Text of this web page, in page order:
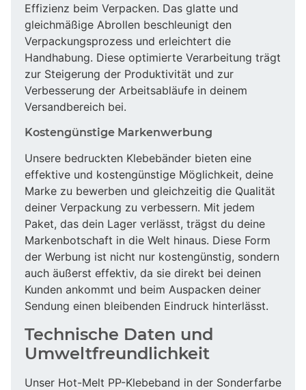
Effizienz beim Verpacken. Das glatte und
gleichmäßige Abrollen beschleunigt den
Verpackungsprozess und erleichtert die
Handhabung. Diese optimierte Verarbeitung trägt
zur Steigerung der Produktivität und zur
Verbesserung der Arbeitsabläufe in deinem
Versandbereich bei.
Kostengünstige Markenwerbung
Unsere bedruckten Klebebänder bieten eine
effektive und kostengünstige Möglichkeit, deine
Marke zu bewerben und gleichzeitig die Qualität
deiner Verpackung zu verbessern. Mit jedem
Paket, das dein Lager verlässt, trägst du deine
Markenbotschaft in die Welt hinaus. Diese Form
der Werbung ist nicht nur kostengünstig, sondern
auch äußerst effektiv, da sie direkt bei deinen
Kunden ankommt und beim Auspacken deiner
Sendung einen bleibenden Eindruck hinterlässt.
Technische Daten und
Umweltfreundlichkeit
Unser Hot-Melt PP-Klebeband in der Sonderfarbe